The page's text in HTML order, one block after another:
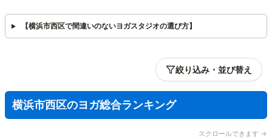
【横浜市西区で間違いのないヨガスタジオの選び方】
絞り込み・並び替え
横浜市西区のヨガ総合ランキング
スクロールできます →